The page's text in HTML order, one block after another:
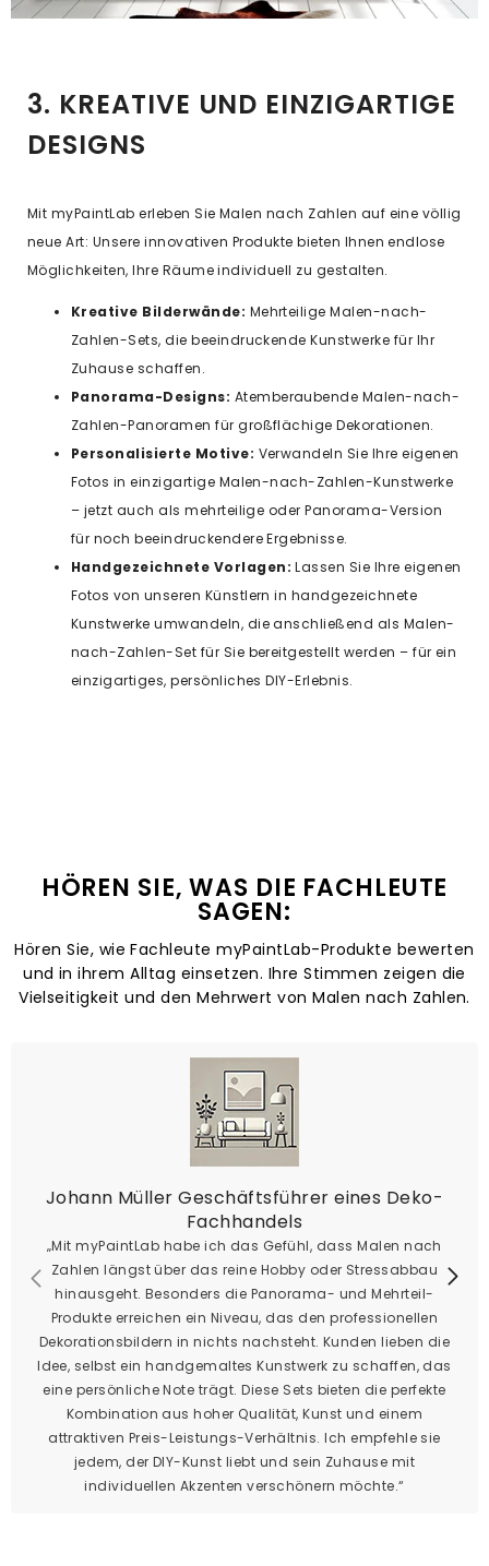
3. KREATIVE UND EINZIGARTIGE
DESIGNS
Mit myPaintLab erleben Sie Malen nach Zahlen auf eine völlig
neue Art: Unsere innovativen Produkte bieten Ihnen endlose
Möglichkeiten, Ihre Räume individuell zu gestalten.
Kreative Bilderwände: Mehrteilige Malen-nach-
Zahlen-Sets, die beeindruckende Kunstwerke für Ihr
Zuhause schaffen.
Panorama-Designs: Atemberaubende Malen-nach-
Zahlen-Panoramen für großflächige Dekorationen.
Personalisierte Motive: Verwandeln Sie Ihre eigenen
Fotos in einzigartige Malen-nach-Zahlen-Kunstwerke
– jetzt auch als mehrteilige oder Panorama-Version
für noch beeindruckendere Ergebnisse.
Handgezeichnete Vorlagen: Lassen Sie Ihre eigenen
Fotos von unseren Künstlern in handgezeichnete
Kunstwerke umwandeln, die anschließend als Malen-
nach-Zahlen-Set für Sie bereitgestellt werden – für ein
einzigartiges, persönliches DIY-Erlebnis.
HÖREN SIE, WAS DIE FACHLEUTE
SAGEN:
Hören Sie, wie Fachleute myPaintLab-Produkte bewerten
und in ihrem Alltag einsetzen. Ihre Stimmen zeigen die
Vielseitigkeit und den Mehrwert von Malen nach Zahlen.
Johann Müller Geschäftsführer eines Deko-
Fachhandels
„Mit myPaintLab habe ich das Gefühl, dass Malen nach
Zahlen längst über das reine Hobby oder Stressabbau
hinausgeht. Besonders die Panorama- und Mehrteil-
Produkte erreichen ein Niveau, das den professionellen
Dekorationsbildern in nichts nachsteht. Kunden lieben die
Idee, selbst ein handgemaltes Kunstwerk zu schaffen, das
eine persönliche Note trägt. Diese Sets bieten die perfekte
Kombination aus hoher Qualität, Kunst und einem
attraktiven Preis-Leistungs-Verhältnis. Ich empfehle sie
jedem, der DIY-Kunst liebt und sein Zuhause mit
individuellen Akzenten verschönern möchte.“